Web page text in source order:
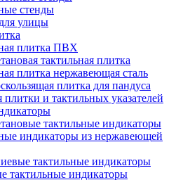
стенды
улицы
плитка ПВХ
тактильная плитка
плитка нержавеющая сталь
плитка для пандуса
плитки и тактильных указателей
тактильные индикаторы
индикаторы из нержавеющей
тактильные индикаторы
тактильные индикаторы